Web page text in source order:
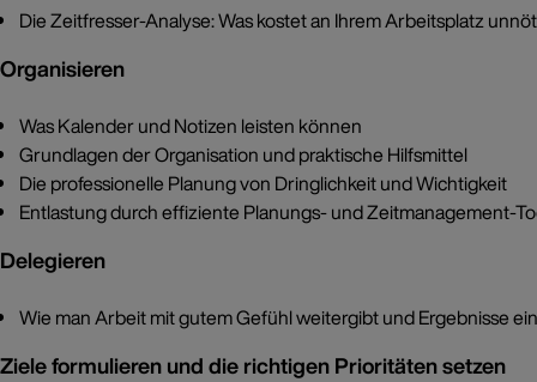
Die Zeitfresser-Analyse: Was kostet an Ihrem Arbeitsplatz
Organisieren
Was Kalender und Notizen leisten können
Grundlagen der Organisation und praktische Hilfsmittel
Die professionelle Planung von Dringlichkeit und Wichtigkeit
Entlastung durch effiziente Planungs- und Zeitmanagement-
Delegieren
Wie man Arbeit mit gutem Gefühl weitergibt und Ergebnisse
Ziele formulieren und die richtigen Prioritäten setzen